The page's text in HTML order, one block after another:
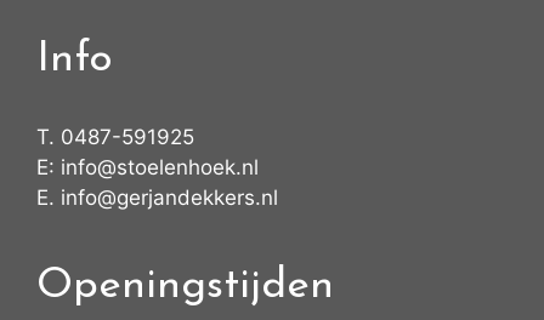
Info
T. 0487-591925
E: info@stoelenhoek.nl
E. info@gerjandekkers.nl
Openingstijden